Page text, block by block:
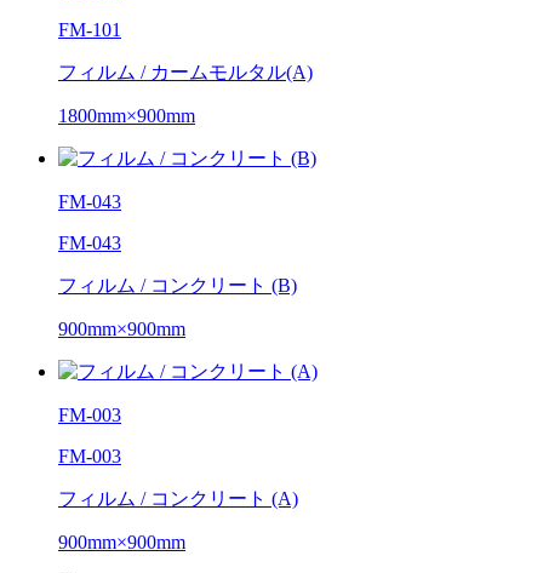
FM-101
フィルム / カームモルタル(A)
1800mm×900mm
FM-043
FM-043
フィルム / コンクリート (B)
900mm×900mm
FM-003
FM-003
フィルム / コンクリート (A)
900mm×900mm